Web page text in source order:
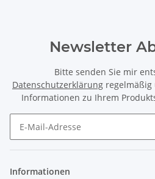
Newsletter
Bitte senden Sie mir
Datenschutzerklärung
Informationen zu Ihrem
Informationen